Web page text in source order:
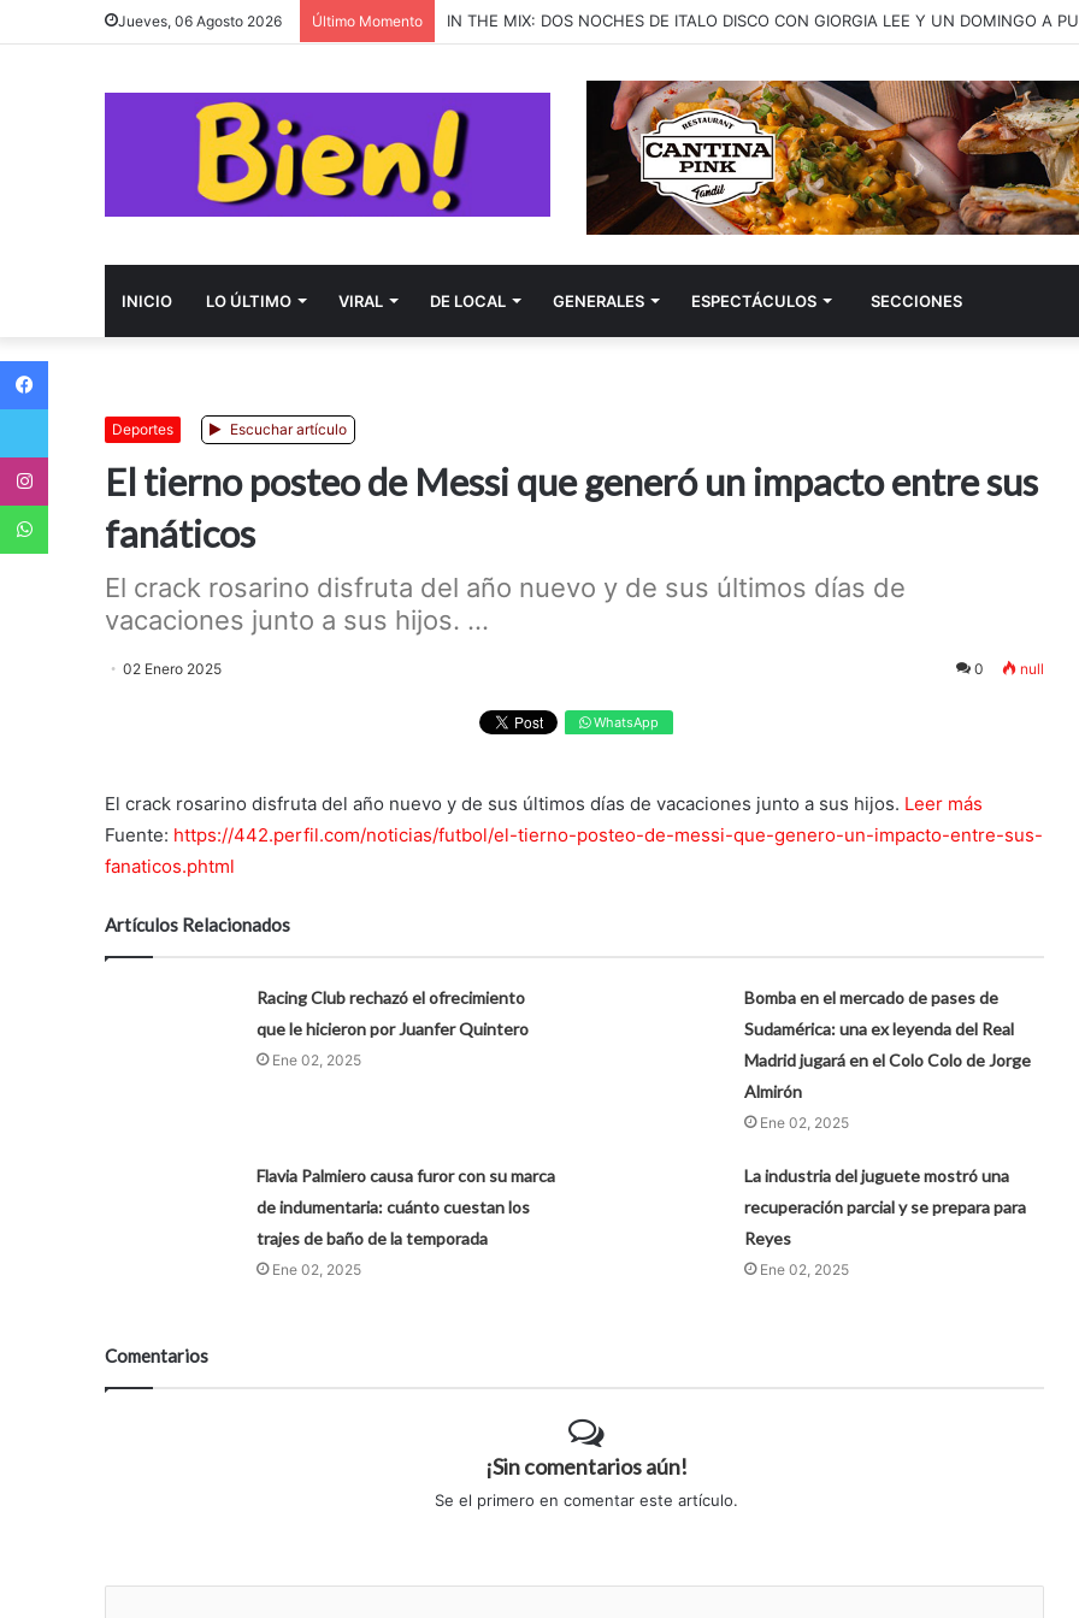
Jueves, 06 Agosto 2026 Último Momento almost monday presenta “better late than never”, una canción sobre las segundas
INICIO LO ÚLTIMO VIRAL DE LOCAL GENERALES ESPECTÁCULOS SECCIONES
Deportes Escuchar artículo
El tierno posteo de Messi que generó un impacto entre sus
fanáticos
El crack rosarino disfruta del año nuevo y de sus últimos días de
vacaciones junto a sus hijos. ...
02 Enero 2025 0 null
WhatsApp
El crack rosarino disfruta del año nuevo y de sus últimos días de vacaciones junto a sus hijos. Leer más
Fuente: https://442.perfil.com/noticias/futbol/el-tierno-posteo-de-messi-que-genero-un-impacto-entre-sus-
fanaticos.phtml
Artículos Relacionados
Racing Club rechazó el ofrecimiento
que le hicieron por Juanfer Quintero
Ene 02, 2025
Bomba en el mercado de pases de
Sudamérica: una ex leyenda del Real
Madrid jugará en el Colo Colo de Jorge
Almirón
Ene 02, 2025
Flavia Palmiero causa furor con su marca
de indumentaria: cuánto cuestan los
trajes de baño de la temporada
Ene 02, 2025
La industria del juguete mostró una
recuperación parcial y se prepara para
Reyes
Ene 02, 2025
Comentarios
¡Sin comentarios aún!
Se el primero en comentar este artículo.